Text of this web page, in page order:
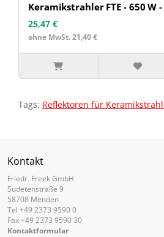
Keramikstrahler FTE - 650 W
25,47 €
ohne MwSt. 21,40 €
Tags: Reflektoren für
Kontakt
Friedr. Freek GmbH
Sudetenstraße 9
58708 Menden
Tel +49 2373 9590 0
Fax +49 2373 9590 30
Kontaktformular